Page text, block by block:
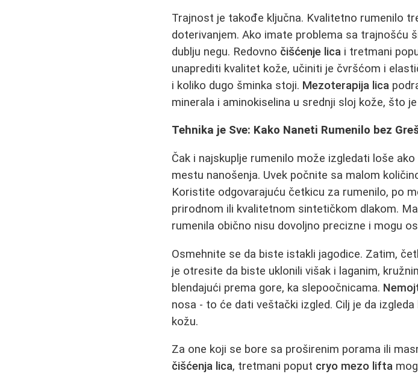
Trajnost je takođe ključna. Kvalitetno rumenilo
doterivanjem. Ako imate problema sa trajnošću
dublju negu. Redovno čišćenje lica i tretmani
unaprediti kvalitet kože, učiniti je čvršćom i
i koliko dugo šminka stoji. Mezoterapija lica
minerala i aminokiselina u srednji sloj kože, što
Tehnika je Sve: Kako Naneti Rumenilo bez
Čak i najskuplje rumenilo može izgledati loše
mestu nanošenja. Uvek počnite sa malom
Koristite odgovarajuću četkicu za rumenilo, po
prirodnom ili kvalitetnom sintetičkom dlakom.
rumenila obično nisu dovoljno precizne i mogu
Osmehnite se da biste istakli jagodice. Zatim,
je otresite da biste uklonili višak i laganim,
blendajući prema gore, ka slepoočnicama.
nosa - to će dati veštački izgled. Cilj je da
kožu.
Za one koji se bore sa proširenim porama ili
čišćenja lica, tretmani poput cryo mezo lifta